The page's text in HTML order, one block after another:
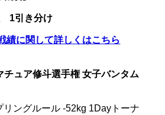
1引き分け
績に関して詳しくはこちら
チュア修斗選手権 女子バンタム
リングルール -52kg 1Dayトーナ